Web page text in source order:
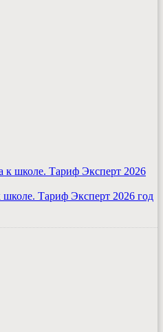
школе. Тариф Эксперт 2026 год